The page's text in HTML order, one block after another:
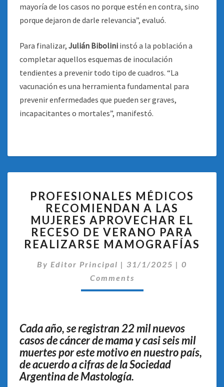
mayoría de los casos no porque estén en contra, sino
porque dejaron de darle relevancia”, evaluó.
Para finalizar, Julián Bibolini instó a la población a
completar aquellos esquemas de inoculación
tendientes a prevenir todo tipo de cuadros. “La
vacunación es una herramienta fundamental para
prevenir enfermedades que pueden ser graves,
incapacitantes o mortales”, manifestó.
MÉDICOS
RECOMIENDAN
A
LAS
MUJERES
APROVECHAR
EL
RECESO
MAMOGRAFÍAS
PROFESIONALES MÉDICOS
RECOMIENDAN A LAS
MUJERES APROVECHAR EL
RECESO DE VERANO PARA
REALIZARSE MAMOGRAFÍAS
By Editor Principal | 31/1/2025 | 0
Comments
Cada año, se registran 22 mil nuevos
casos de cáncer de mama y casi seis mil
muertes por este motivo en nuestro país,
de acuerdo a cifras de la Sociedad
Argentina de Mastología.